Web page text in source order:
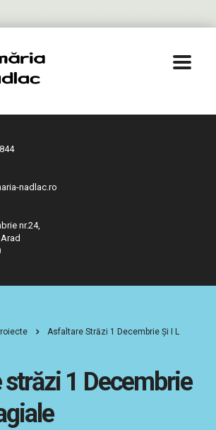
nadlac.ro
nr.24,
Asfaltare Străzi 1 Decembrie Și I L
1 Decembrie